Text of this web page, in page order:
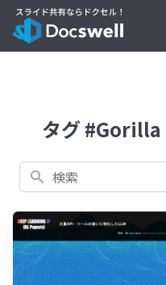
タグ #Gorilla
検索